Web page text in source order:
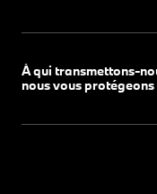
À qui transmettons-
nous vous protégeons